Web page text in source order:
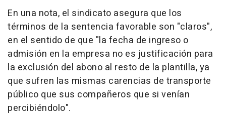
En una nota, el sindicato asegura que los
términos de la sentencia favorable son "claros",
en el sentido de que "la fecha de ingreso o
admisión en la empresa no es justificación para
la exclusión del abono al resto de la plantilla, ya
que sufren las mismas carencias de transporte
público que sus compañeros que si venían
percibiéndolo".